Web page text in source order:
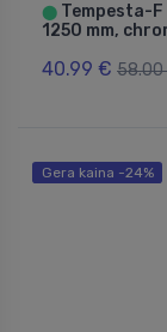
⬤ Tempesta-
1250 mm,
40.99 € 58.00
Gera kaina -24%